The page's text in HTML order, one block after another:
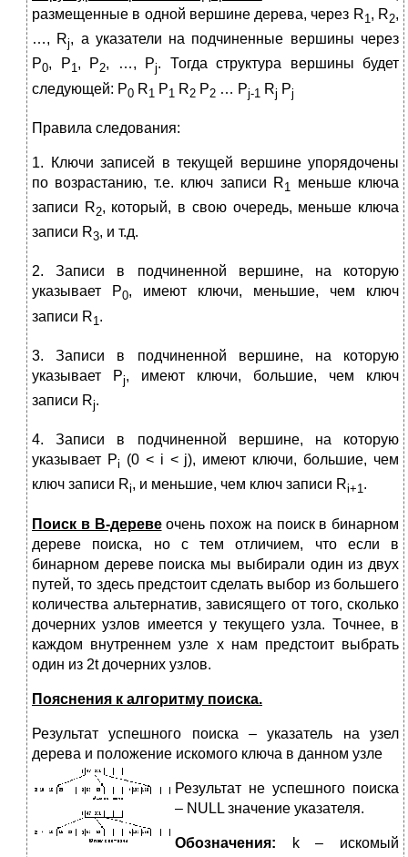
размещенные в одной вершине дерева, через R1, R2,
…, Rj, а указатели на подчиненные вершины через
P0, P1, P2, …, Pj. Тогда структура вершины будет
следующей: P0 R1 P1 R2 P2 … Pj-1 Rj Pj
Правила следования:
1. Ключи записей в текущей вершине упорядочены
по возрастанию, т.е. ключ записи R1 меньше ключа
записи R2, который, в свою очередь, меньше ключа
записи R3, и т.д.
2. Записи в подчиненной вершине, на которую
указывает P0, имеют ключи, меньшие, чем ключ
записи R1 .
3. Записи в подчиненной вершине, на которую
указывает Pj, имеют ключи, большие, чем ключ
записи Rj.
4. Записи в подчиненной вершине, на которую
указывает Pi (0 < i < j), имеют ключи, большие, чем
ключ записи Ri, и меньшие, чем ключ записи Ri+1.
Поиск в В-деревеочень похож на поиск в бинарном
дереве поиска, но с тем отличием, что если в
бинарном дереве поиска мы выбирали один из двух
путей, то здесь предстоит сделать выбор из большего
количества альтернатив, зависящего от того, сколько
дочерних узлов имеется у текущего узла. Точнее, в
каждом внутреннем узле х нам предстоит выбрать
один из 2t дочерних узлов.
Пояснения к алгоритму поиска.
Результат успешного поиска – указатель на узел
дерева и положение искомого ключа в данном узле
Результат не успешного поиска
– NULL значение указателя.
Обозначения: k – искомый